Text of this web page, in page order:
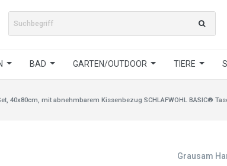
BAD GARTEN/OUTDOOR TIERE
40x80cm, mit abnehmbarem Kissenbezug SCHLAFWOHL BASIC®
Grausam